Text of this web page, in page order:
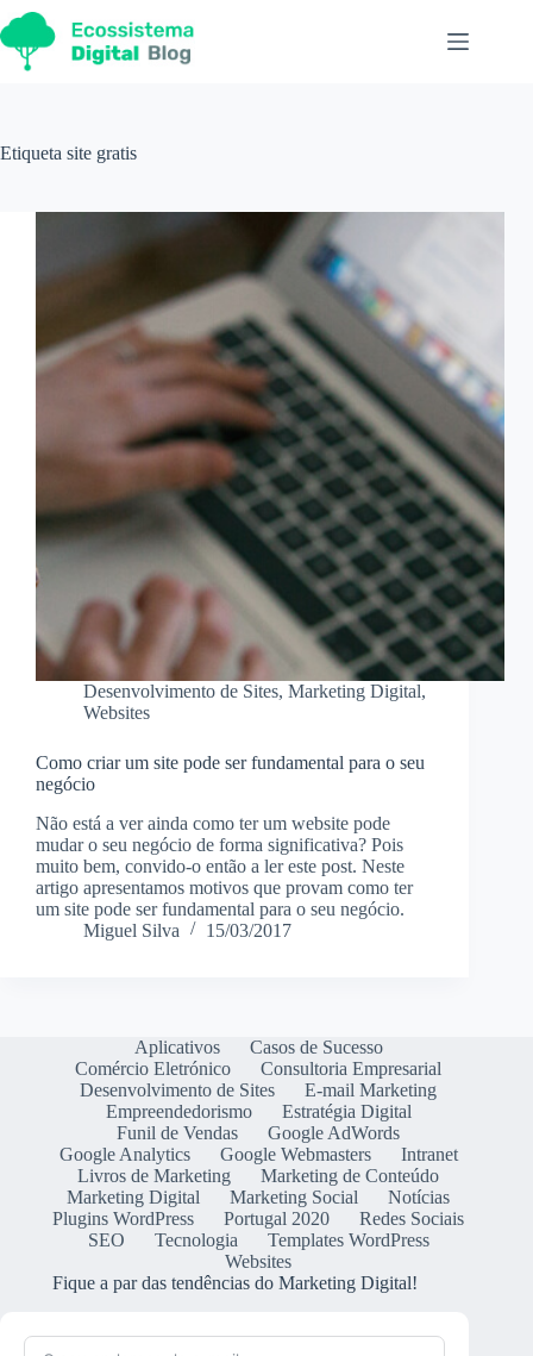
Pular
para
o
conteúdo
Etiqueta site gratis
Desenvolvimento de Sites, Marketing Digital,
Websites
Como criar um site pode ser fundamental para o seu
negócio
Não está a ver ainda como ter um website pode
mudar o seu negócio de forma significativa? Pois
muito bem, convido-o então a ler este post. Neste
artigo apresentamos motivos que provam como ter
um site pode ser fundamental para o seu negócio.
Miguel Silva
15/03/2017
Aplicativos
Casos de Sucesso
Comércio Eletrónico
Consultoria Empresarial
Desenvolvimento de Sites
E-mail Marketing
Empreendedorismo
Estratégia Digital
Funil de Vendas
Google AdWords
Google Analytics
Google Webmasters
Intranet
Livros de Marketing
Marketing de Conteúdo
Marketing Digital
Marketing Social
Notícias
Plugins WordPress
Portugal 2020
Redes Sociais
SEO
Tecnologia
Templates WordPress
Websites
Fique a par das tendências do Marketing Digital!